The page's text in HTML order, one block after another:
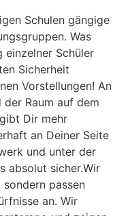
Schulen gängige
Was
einzelner Schüler
Sicherheit
Vorstellungen! An
Raum auf dem
Dir mehr
an Deiner Seite
und unter der
absolut sicher.Wir
passen
an. Wir